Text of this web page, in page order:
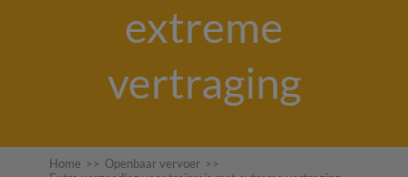
extreme
vertraging
Home >> Openbaar vervoer >>